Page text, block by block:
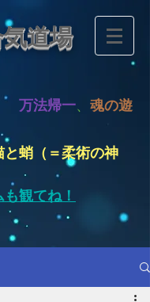
道場
万法帰一、 魂の遊
と蛸（＝柔術の神
観てね！